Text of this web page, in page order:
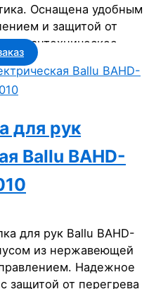
Оснащена удобным
и защитой от
сантехническое
офисов, гостиниц,
для рук
Ballu BAHD-
для рук Ballu BAHD-
из нержавеющей
Надежное
защитой от перегрева